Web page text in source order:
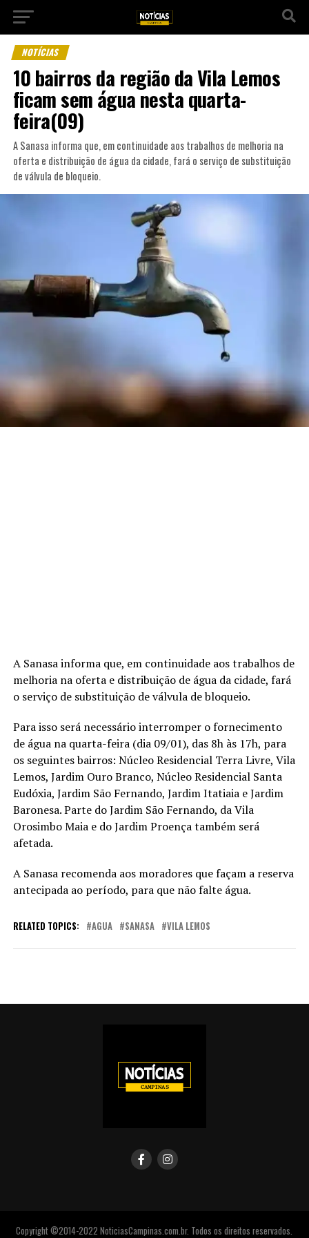
NOTÍCIAS
10 bairros da região da Vila Lemos
ficam sem água nesta quarta-
feira(09)
A Sanasa informa que, em continuidade aos trabalhos de melhoria na
oferta e distribuição de água da cidade, fará o serviço de substituição
de válvula de bloqueio.
A Sanasa informa que, em continuidade aos trabalhos de
melhoria na oferta e distribuição de água da cidade, fará
o serviço de substituição de válvula de bloqueio.
Para isso será necessário interromper o fornecimento
de água na quarta-feira (dia 09/01), das 8h às 17h, para
os seguintes bairros: Núcleo Residencial Terra Livre, Vila
Lemos, Jardim Ouro Branco, Núcleo Residencial Santa
Eudóxia, Jardim São Fernando, Jardim Itatiaia e Jardim
Baronesa. Parte do Jardim São Fernando, da Vila
Orosimbo Maia e do Jardim Proença também será
afetada.
A Sanasa recomenda aos moradores que façam a reserva
antecipada ao período, para que não falte água.
RELATED TOPICS: AGUA SANASA VILA LEMOS
Copyright ©2014-2022 NoticiasCampinas.com.br. Todos os direitos reservados.